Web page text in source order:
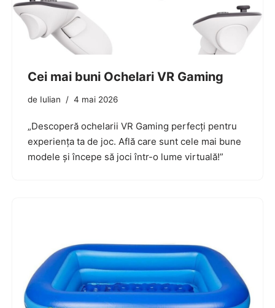
Cei mai buni Ochelari VR Gaming
de Iulian 4 mai 2026
„Descoperă ochelarii VR Gaming perfecți pentru
experiența ta de joc. Află care sunt cele mai bune
modele și începe să joci într-o lume virtuală!”